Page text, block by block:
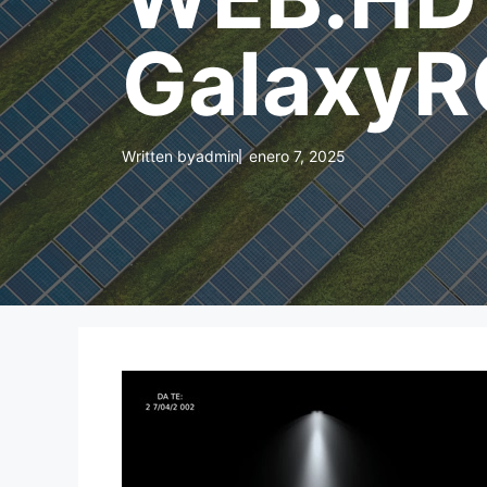
Written byadmin enero 7, 2025